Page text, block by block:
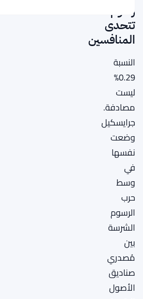
رسوم
تتحدى
المنافسين
النسبة
0.29%
ليست
مصادفة.
جرايسكيل
وضعت
نفسها
في
وسط
حرب
الرسوم
الشرسة
بين
مُصدري
صناديق
الأصول